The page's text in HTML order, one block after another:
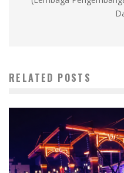
RELATED POSTS